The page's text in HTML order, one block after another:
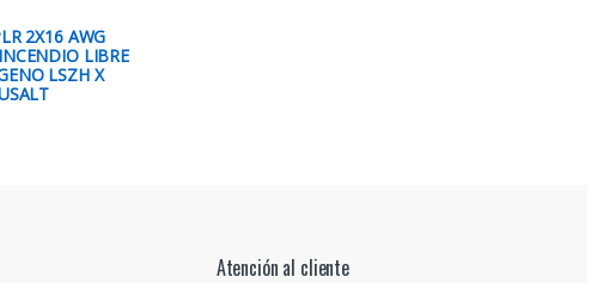
2X16 AWG
LIBRE
LSZH X
Atención al cliente